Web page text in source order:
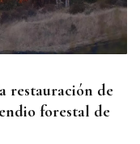
y desborda
restauración de
forestal de